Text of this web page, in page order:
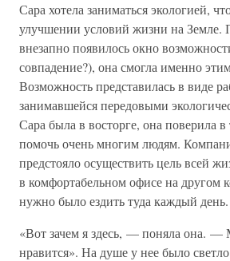
Сара хотела заниматься экологией,
улучшении условий жизни на Земле.
внезапно появилось окно
совпадение?), она смогла именно
Возможность представилась в виде
занимавшейся передовыми
Сара была в восторге, она поверила
помочь очень многим людям.
предстояло осуществить цель всей
в комфортабельном офисе на другом
нужно было ездить туда каждый день.
«Вот зачем я здесь, — поняла она. —
нравится». На душе у нее было